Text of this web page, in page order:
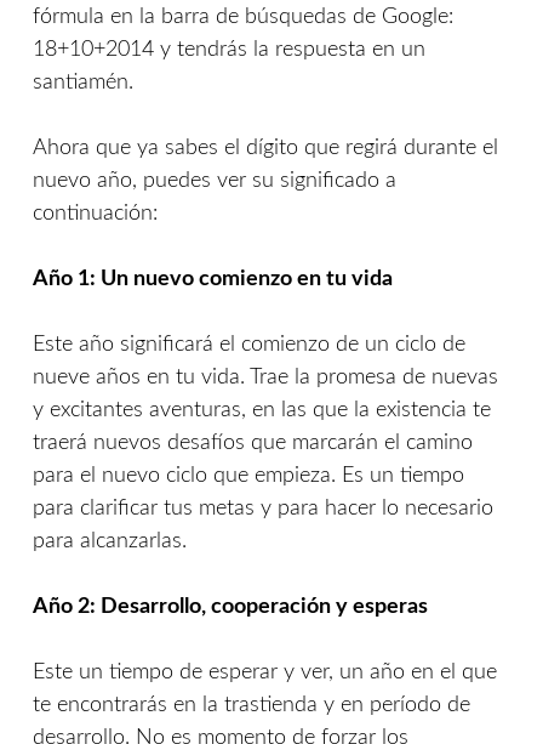
fórmula en la barra de búsquedas de Google:
18+10+2014 y tendrás la respuesta en un
santiamén.
Ahora que ya sabes el dígito que regirá durante el
nuevo año, puedes ver su significado a
continuación:
Año 1: Un nuevo comienzo en tu vida
Este año significará el comienzo de un ciclo de
nueve años en tu vida. Trae la promesa de nuevas
y excitantes aventuras, en las que la existencia te
traerá nuevos desafíos que marcarán el camino
para el nuevo ciclo que empieza. Es un tiempo
para clarificar tus metas y para hacer lo necesario
para alcanzarlas.
Año 2: Desarrollo, cooperación y esperas
Este un tiempo de esperar y ver, un año en el que
te encontrarás en la trastienda y en período de
desarrollo. No es momento de forzar los